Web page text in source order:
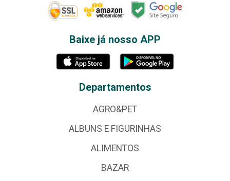
Baixe já nosso APP
Departamentos
AGRO&PET
ALBUNS E FIGURINHAS
ALIMENTOS
BAZAR